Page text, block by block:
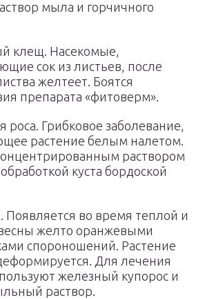
мыла и горчичного
клещ. Насекомые,
сок из листьев, после
желтеет. Боятся
препарата «фитоверм».
роса. Грибковое заболевание,
растение белым налетом.
раствором
куста бордоской
Появляется во время теплой и
желто оранжевыми
спороношений. Растение
Для лечения
железный купорос и
раствор.